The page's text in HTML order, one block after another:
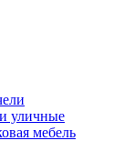
уличные
мебель